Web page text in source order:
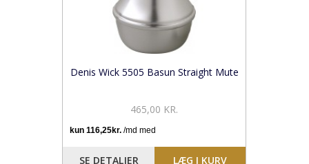
Denis Wick 5505 Basun Straight Mute
465,00 KR.
SE DETALJER LÆG I KURV